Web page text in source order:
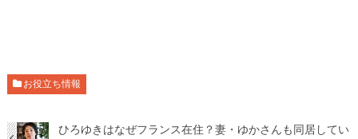
お役立ち情報
ひろゆきはなぜフランス在住？妻・ゆかさんも同居してい